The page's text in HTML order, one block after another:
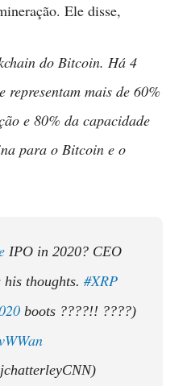
Ele disse,
do Bitcoin. Há 4
representam mais de 60%
e 80% da capacidade
para o Bitcoin e o
IPO in 2020? CEO
his thoughts. #XRP
boots ????!! ????)